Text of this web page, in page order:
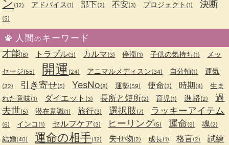
ン (12) アドバイス (1) 部下(2) 不安(3) プロジェクト (1) 決断
(5)
人間のキーワード
才能(8) トラブル(3) カルマ(3) 停滞(1) 子供の気持ち(1)
メッ
セージ(55) 開運 (24) アニマルメディスン(34) 自分軸(1) 運気
(32) 引き寄せ(5) YesNo(8) 運勢(59) 使命(3) 時期(4)
生ま
れた意味(1) ダイエット (3) 長所と短所(2) 育児 (1) 進路(2)
過
去世(5) 潜在意識(1) 旅行(3) 選択肢(7) ラッキーアイテム
(6) インコ (1) セルフケア(3) ヒーリング(5) 運命(9) 魂(2)
結婚(40) 運命の相手(12) 失せ物(2) 成長(1) 格言(2) 試練